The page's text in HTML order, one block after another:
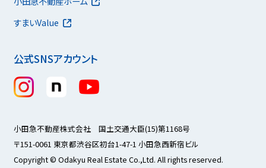
公式SNSアカウント
すまいValue
小田急不動産株式会社 国土交通大臣(15)第1168号
〒151-0061 東京都渋谷区初台1-47-1 小田急西新宿ビル
Copyright © Odakyu Real Estate Co.,Ltd. All rights reserved.